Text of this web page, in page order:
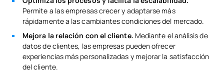
Permite a las empresas crecer y adaptarse más
rápidamente a las cambiantes condiciones del mercado.
Mejora la relación con el cliente. Mediante el análisis de
datos de clientes, las empresas pueden ofrecer
experiencias más personalizadas y mejorar la satisfacción
del cliente.